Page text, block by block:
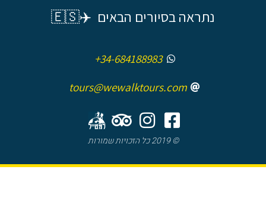
נתראה בסיורים הבאים ✈️🇪🇸
+34-684188983
tours@wewalktours.com
© 2019 כל הזכויות שמורות